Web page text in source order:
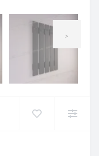
>